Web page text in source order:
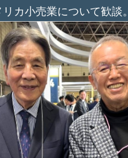
カ小売業について歓談。